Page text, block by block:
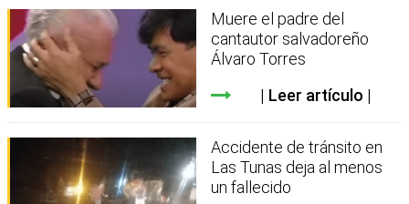
Muere el padre del
cantautor salvadoreño
Álvaro Torres
Leer artículo
Accidente de tránsito en
Las Tunas deja al menos
un fallecido